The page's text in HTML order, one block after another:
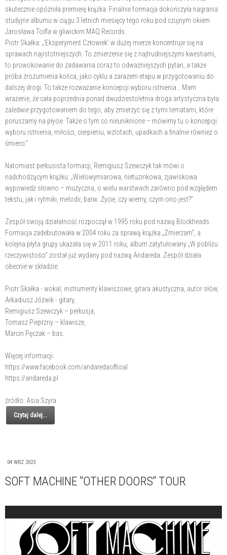
skutecznie opóźniła premierę krążka. Finalnie formacja dokończyła nagrania
studyjne albumu w ciągu 3 letnich miesięcy tego roku pod czujnym okiem
Jarosława Toifla w gliwickim MAQ Records.
Piotr Skałka: „’Eksperyment Człowiek’ w dużej mierze koncentruje się na
sprawach najistotniejszych. To zmierzenie się z najtrudniejszymi kwestiami,
to prowokowanie do zadawania coraz to odważniejszych pytań, a także
próba zrozumienia końca, jako cyklu a zarazem etapu w przygotowaniu do
dalszej drogi. To także rozważanie koncepcji wyboru istnienia… Mam
wrażenie, że cała poprzednia ponad dwudziestoletnia droga artystyczna była
zaledwie przygotowaniem do tego, aby zmierzyć się z tymi tematami, które
poruszamy na płycie. Także o tym co nieuniknione – mówimy tu o koncepcji
wyboru istnienia, miłości, cierpieniu, wzlotach, upadkach a finalnie również o
śmierci.”
Natomiast perkusista formacji, Remigiusz Szewczyk tak mówi o
nadchodzącym krążku: „Wielowymiarowa, nietuzinkowa, zjawiskowa
wypowiedź słowno – muzyczna, o wielu warstwach zarówno pod względem
tekstu, jak i rytmiki, melodii, barw…Życie, czy wiemy, czym ono jest?”
Zespół swoją działalność rozpoczął w 1995 roku pod nazwą Blockheads.
Formacja zadebiutowała w 2004 roku za sprawą krążka „Zmierzam”, a
kolejna płyta grupy ukazała się w 2011 roku, album zatytułowany „W pobliżu
rzeczywistości” został już wydany pod nazwą Andareda. Zespół działa
obecnie w składzie:
Piotr Skałka - wokal, instrumenty klawiszowe, gitara akustyczna, autor słów,
Arkadiusz Jóźwik - gitary,
Remigiusz Szewczyk – perkusja,
Tomasz Pieprzny – klawisze,
Marcin Pęczak – bas.
Więcej informacji:
https://www.facebook.com/andaredaofficial
https://andareda.pl
źródło: Asia Szyra
Czytaj dalej...
04 WRZ 2023
SOFT MACHINE "OTHER DOORS" TOUR